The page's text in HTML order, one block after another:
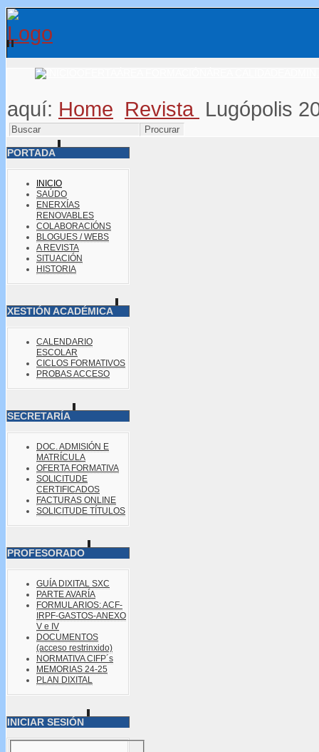
aquí: Home Revista Lugópolis
PORTADA
INICIO
SAÚDO
ENERXÍAS
RENOVABLES
COLABORACIÓNS
BLOGUES / WEBS
A REVISTA
SITUACIÓN
HISTORIA
XESTIÓN ACADÉMICA
CALENDARIO
ESCOLAR
CICLOS FORMATIVOS
PROBAS ACCESO
SECRETARÍA
DOC. ADMISIÓN E
MATRÍCULA
OFERTA FORMATIVA
SOLICITUDE
CERTIFICADOS
FACTURAS ONLINE
SOLICITUDE TÍTULOS
PROFESORADO
GUÍA DIXITAL SXC
PARTE AVARÍA
FORMULARIOS: ACF-
IRPF-GASTOS-ANEXO
V e IV
DOCUMENTOS
(acceso restrinxido)
NORMATIVA CIFP´s
MEMORIAS 24-25
PLAN DIXITAL
INICIAR SESIÓN